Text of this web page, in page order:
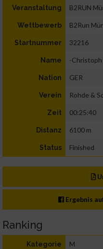
Veranstaltung B2RUN
Wettbewerb B2Run
Startnummer 32216
Name -
Nation GER
Verein Rohde &
Zeit 00:25:40
Distanz 6100 m
Status Finished
Ergebnis
Ranking
Kategorie M